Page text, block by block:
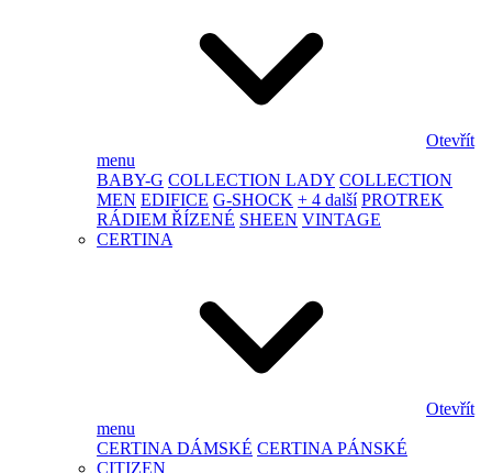
Otevřít
menu
BABY-G COLLECTION LADY COLLECTION
MEN EDIFICE G-SHOCK + 4 další PROTREK
RÁDIEM ŘÍZENÉ SHEEN VINTAGE
CERTINA
Otevřít
menu
CERTINA DÁMSKÉ CERTINA PÁNSKÉ
CITIZEN